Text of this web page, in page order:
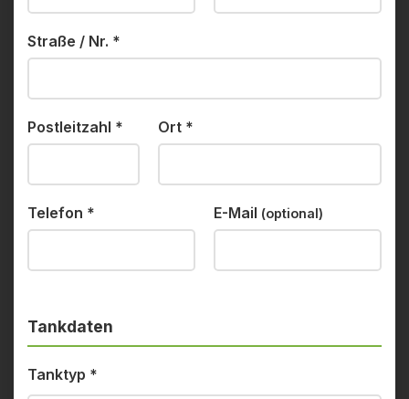
Straße / Nr. *
Postleitzahl * Ort *
Telefon * E-Mail (optional)
Tankdaten
Tanktyp *